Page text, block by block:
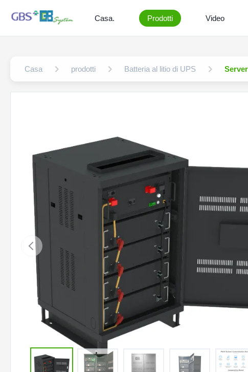
Casa. Prodotti Video
Casa prodotti Batteria al litio di UPS